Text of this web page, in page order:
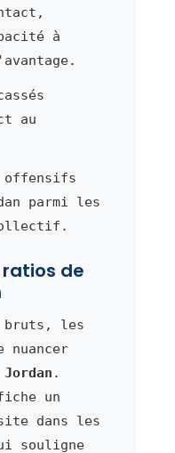
à
au
parmi les
de
bruts, les
nuancer
Jordan .
un
dans les
souligne